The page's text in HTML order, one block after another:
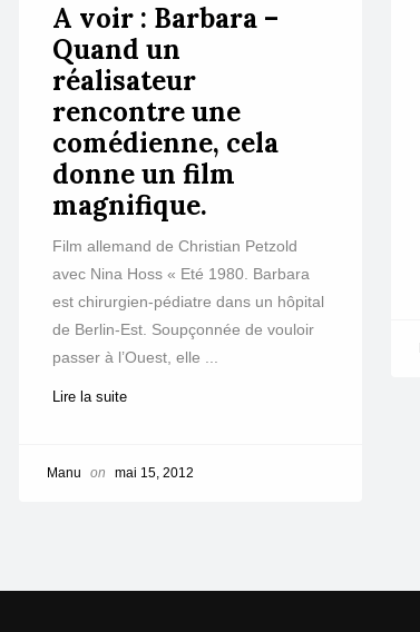
A voir : Barbara –
Quand un
réalisateur
rencontre une
comédienne, cela
donne un film
magnifique.
Film allemand de Christian Petzold
avec Nina Hoss « Eté 1980. Barbara
est chirurgien-pédiatre dans un hôpital
de Berlin-Est. Soupçonnée de vouloir
passer à l’Ouest, elle ...
Lire la suite
Manu on mai 15, 2012